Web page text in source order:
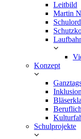
Leitbild
Martin
Konzept
Inklusion
Schulprojekte